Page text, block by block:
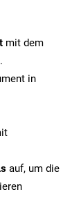
mit dem
in
auf, um die